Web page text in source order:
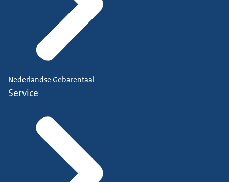
Nederlandse Gebarentaal
Service